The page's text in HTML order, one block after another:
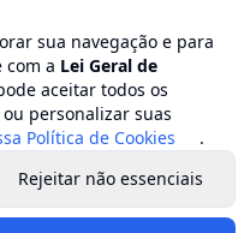
e lazer
e rodovias
e planejamento
patrimonial
sua navegação e para
com a Lei Geral de
aceitar todos os
personalizar suas
Política de Cookies
.
Rejeitar não essenciais